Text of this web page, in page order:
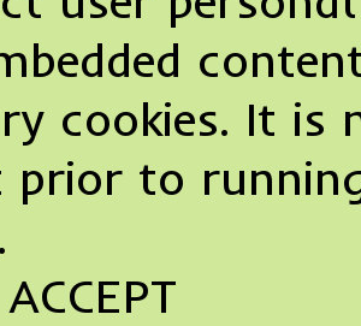
cookies. It
prior to